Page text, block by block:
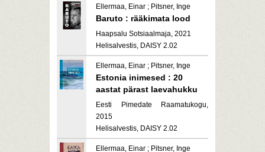
Ellermaa, Einar ; Pitsner, Inge
Baruto : rääkimata lood
Haapsalu Sotsiaalmaja, 2021
Helisalvestis, DAISY 2.02
Ellermaa, Einar ; Pitsner, Inge
Estonia inimesed : 20
aastat pärast laevahukku
Eesti Pimedate Raamatukogu,
2015
Helisalvestis, DAISY 2.02
Ellermaa, Einar ; Pitsner, Inge